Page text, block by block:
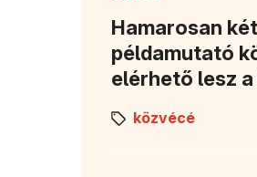
Hamarosan két
példamutató
elérhető lesz
közvécé